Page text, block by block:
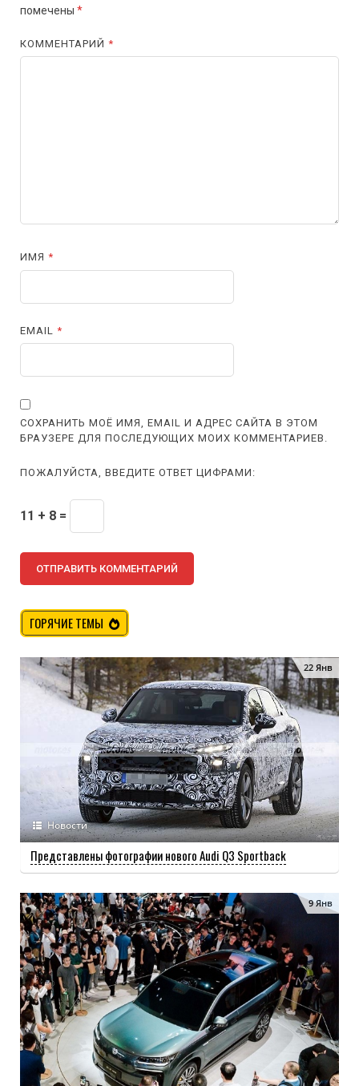
помечены *
КОММЕНТАРИЙ*
ИМЯ*
EMAIL*
СОХРАНИТЬ МОЁ ИМЯ, EMAIL И АДРЕС САЙТА В ЭТОМ
БРАУЗЕРЕ ДЛЯ ПОСЛЕДУЮЩИХ МОИХ КОММЕНТАРИЕВ.
ПОЖАЛУЙСТА, ВВЕДИТЕ ОТВЕТ ЦИФРАМИ:
11 + 8 =
ГОРЯЧИЕ ТЕМЫ
22 Янв
Новости
Представлены фотографии нового Audi Q3 Sportback
9 Янв